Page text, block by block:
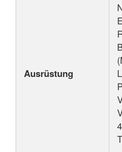
Ausrüstung